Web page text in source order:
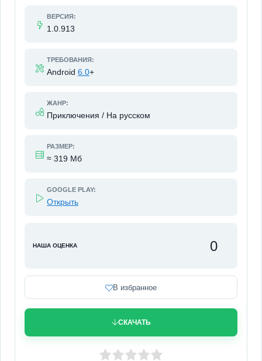
ВЕРСИЯ:
1.0.913
ТРЕБОВАНИЯ:
Android 6.0+
ЖАНР:
Приключения / На русском
РАЗМЕР:
≈ 319 Мб
GOOGLE PLAY:
Открыть
НАША ОЦЕНКА 0
В избранное
СКАЧАТЬ
3 4 5